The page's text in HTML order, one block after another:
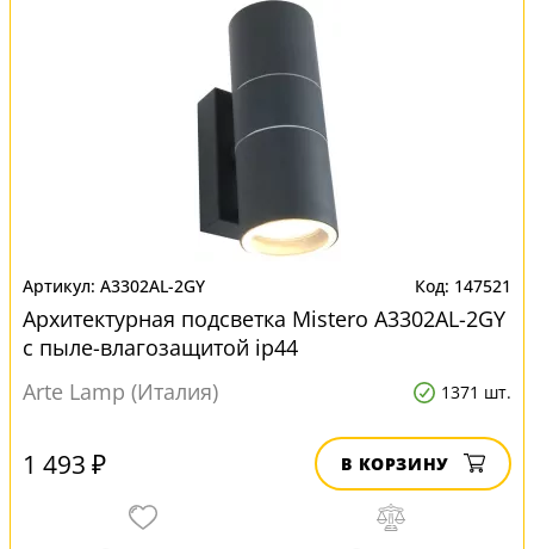
A3302AL-2GY 147521
Архитектурная подсветка Mistero A3302AL-2GY
с пыле-влагозащитой ip44
Arte Lamp (Италия)
1371 шт.
1 493 ₽ В КОРЗИНУ